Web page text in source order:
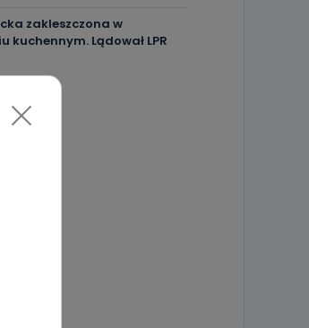
zakleszczona w
kuchennym. Lądował LPR